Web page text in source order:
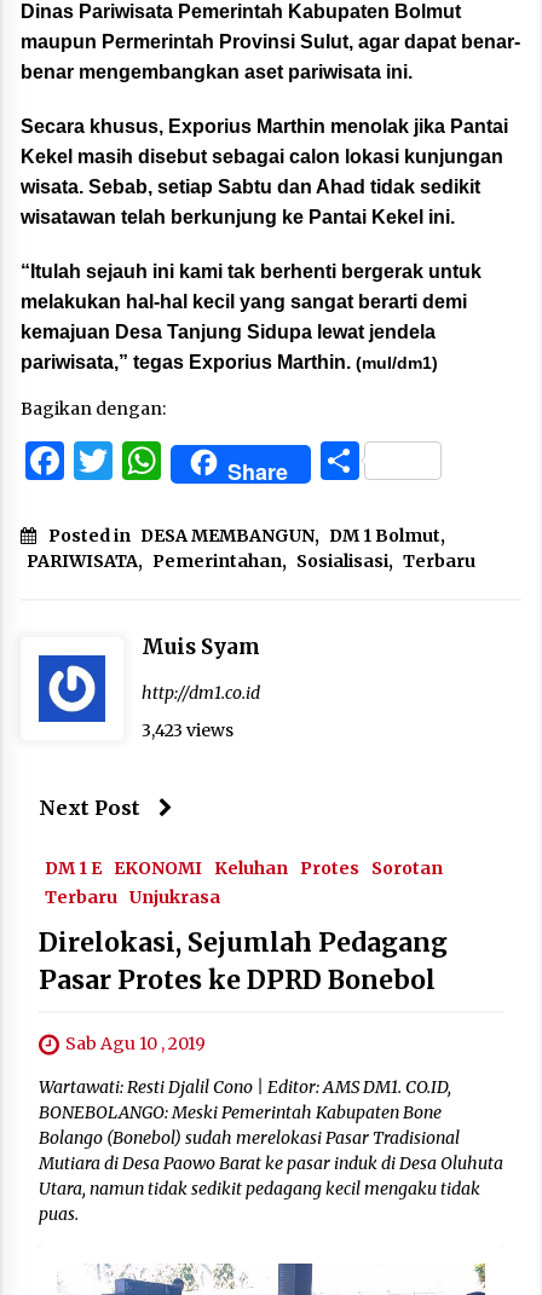
Dinas Pariwisata Pemerintah Kabupaten Bolmut
maupun Permerintah Provinsi Sulut, agar dapat benar-
benar mengembangkan aset pariwisata ini.
Secara khusus, Exporius Marthin menolak jika Pantai
Kekel masih disebut sebagai calon lokasi kunjungan
wisata. Sebab, setiap Sabtu dan Ahad tidak sedikit
wisatawan telah berkunjung ke Pantai Kekel ini.
“Itulah sejauh ini kami tak berhenti bergerak untuk
melakukan hal-hal kecil yang sangat berarti demi
kemajuan Desa Tanjung Sidupa lewat jendela
pariwisata,” tegas Exporius Marthin. (mul/dm1)
Bagikan dengan:
Facebook
Twitter
WhatsApp
Share Share
Posted in DESA MEMBANGUN, DM 1 Bolmut,
PARIWISATA, Pemerintahan, Sosialisasi, Terbaru
Muis Syam
http://dm1.co.id
3,423 views
Next Post
DM 1 E EKONOMI Keluhan Protes
Sorotan
Terbaru Unjukrasa
Direlokasi, Sejumlah Pedagang
Pasar Protes ke DPRD Bonebol
Sab Agu 10 , 2019
Wartawati: Resti Djalil Cono | Editor: AMS DM1. CO.ID,
BONEBOLANGO: Meski Pemerintah Kabupaten Bone
Bolango (Bonebol) sudah merelokasi Pasar Tradisional
Mutiara di Desa Paowo Barat ke pasar induk di Desa Oluhuta
Utara, namun tidak sedikit pedagang kecil mengaku tidak
puas.